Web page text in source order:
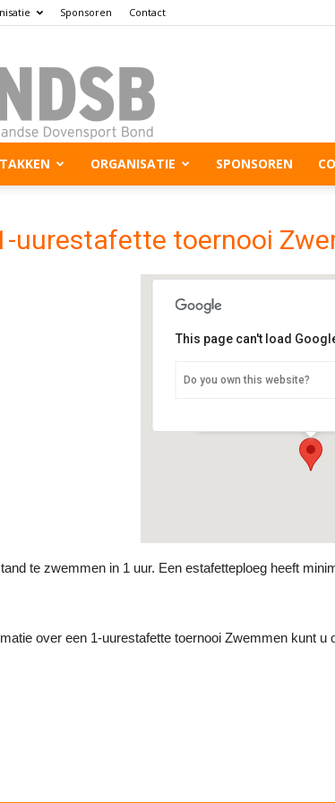
Sponsoren Contact
ORGANISATIE SPONSOREN
uurestafette toernooi
Zwembad Wilgenring
Melanchtonweg 70 -
This page can't load
Do you own this website?
te zwemmen in 1 uur. Een estafetteploeg heeft
over een 1-uurestafette toernooi Zwemmen kunt u